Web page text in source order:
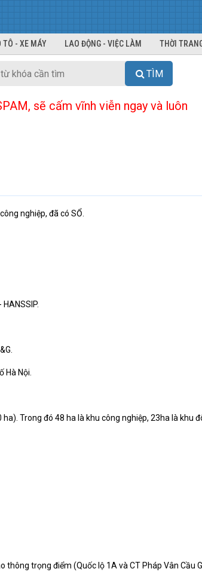
TÔ - XE MÁY LAO ĐỘNG - VIỆC LÀM THỜI
TÌM
sẽ cấm vĩnh viễn ngay và luôn
nghiệp, đã có SỔ.
Hà Nội.
Trong đó 48 ha là khu công nghiệp, 23ha là khu
trọng điểm (Quốc lộ 1A và CT Pháp Vân Cầu